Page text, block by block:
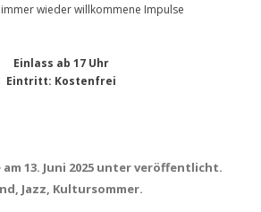
wieder willkommene Impulse
Einlass ab 17 Uhr
Eintritt: Kostenfrei
13. Juni 2025 unter veröffentlicht.
, Jazz, Kultursommer.